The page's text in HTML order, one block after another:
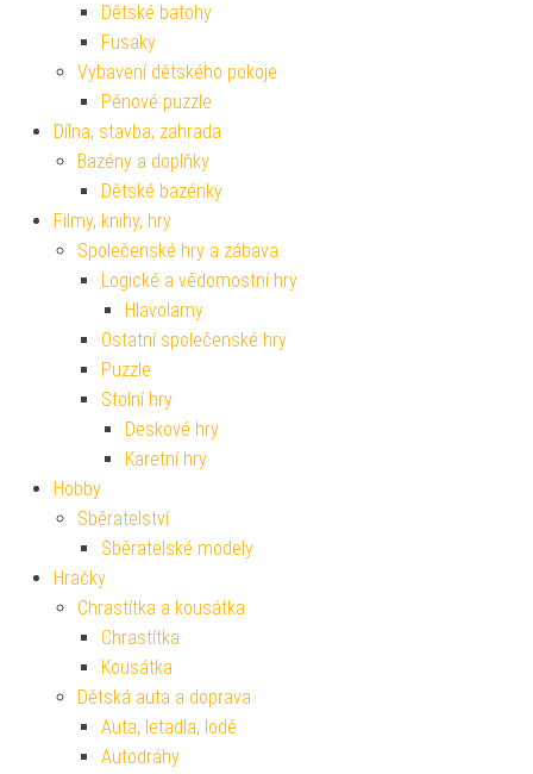
Dětské batohy
Fusaky
Vybavení dětského pokoje
Pěnové puzzle
Dílna, stavba, zahrada
Bazény a doplňky
Dětské bazénky
Filmy, knihy, hry
Společenské hry a zábava
Logické a vědomostní hry
Hlavolamy
Ostatní společenské hry
Puzzle
Stolní hry
Deskové hry
Karetní hry
Hobby
Sběratelství
Sběratelské modely
Hračky
Chrastítka a kousátka
Chrastítka
Kousátka
Dětská auta a doprava
Auta, letadla, lodě
Autodráhy